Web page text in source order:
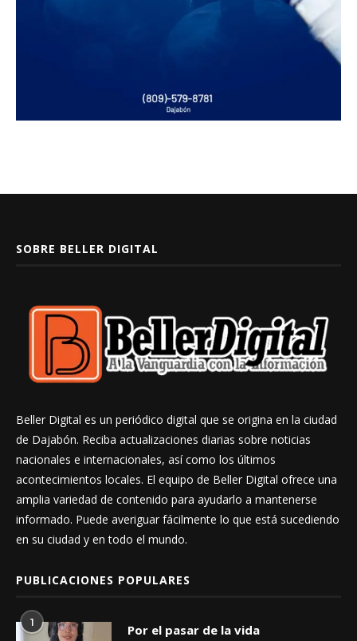
SOBRE BELLER DIGITAL
Beller Digital es un periódico digital que se origina en la ciudad
de Dajabón. Reciba actualizaciones diarias sobre noticias
nacionales e internacionales, así como los últimos
acontecimientos locales. El equipo de Beller Digital ofrece una
amplia variedad de contenido para ayudarlo a mantenerse
informado. Puede averiguar fácilmente lo que está sucediendo
en su ciudad y en todo el mundo.
PUBLICACIONES POPULARES
1 Por el pasar de la vida